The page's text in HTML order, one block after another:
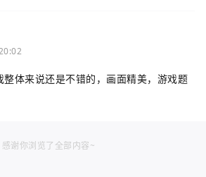
体来说还是不错的，画面精美，游戏题
感谢你浏览了全部内容~